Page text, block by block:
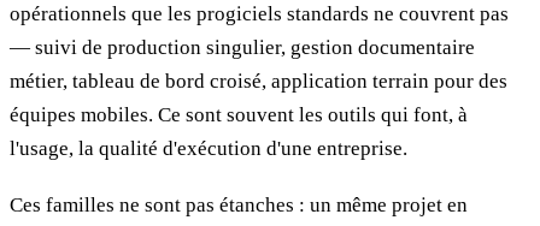
opérationnels que les progiciels standards ne couvrent pas
— suivi de production singulier, gestion documentaire
métier, tableau de bord croisé, application terrain pour des
équipes mobiles. Ce sont souvent les outils qui font, à
l'usage, la qualité d'exécution d'une entreprise.
Ces familles ne sont pas étanches : un même projet en